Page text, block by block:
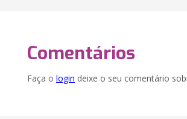
Comentários
Faça o login deixe o seu comentário